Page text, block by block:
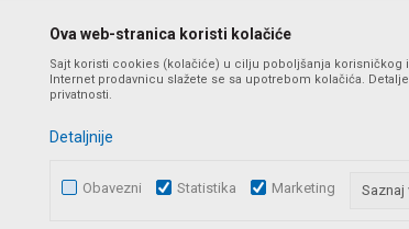
u opisu proizvoda, prikazu slika i samih cena, ali ne
da su dostupni u svakom trenutku. Raspoloživost
Ova web-stranica koristi kolačiće
Sajt koristi cookies (kolačiće) u cilju poboljšanja korisničkog
Internet prodavnicu slažete se sa upotrebom kolačića.
privatnosti.
Detaljnije
Obavezni Statistika Marketing Saznaj